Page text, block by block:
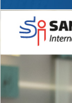
Novidades 2026